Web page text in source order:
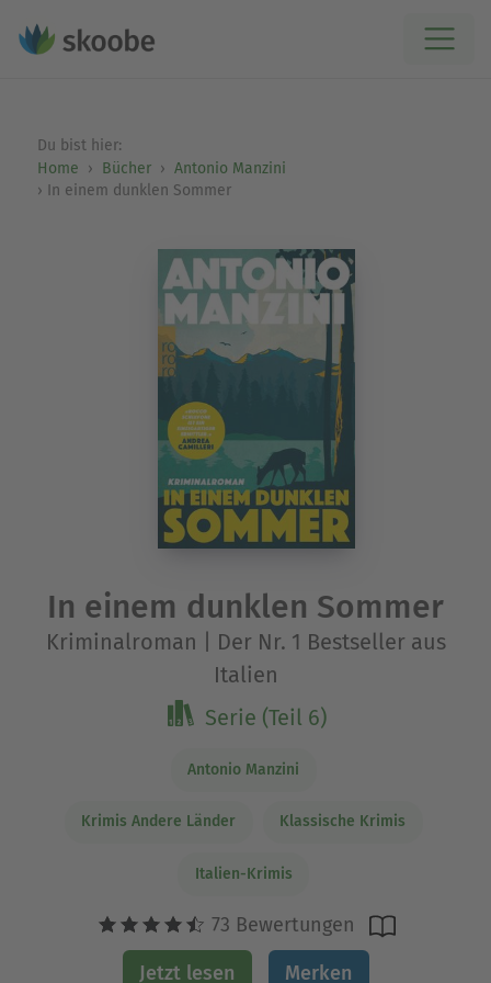
Du bist hier:
Home
Bücher
Antonio Manzini
In einem dunklen Sommer
In einem dunklen Sommer
Kriminalroman | Der Nr. 1 Bestseller aus
Italien
Serie (Teil 6)
Antonio Manzini
Krimis Andere Länder Klassische Krimis
Italien-Krimis
73 Bewertungen
Jetzt lesen Merken